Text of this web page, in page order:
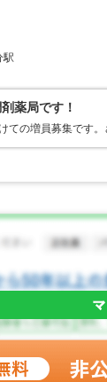
駅
薬局です！
ての増員募集です